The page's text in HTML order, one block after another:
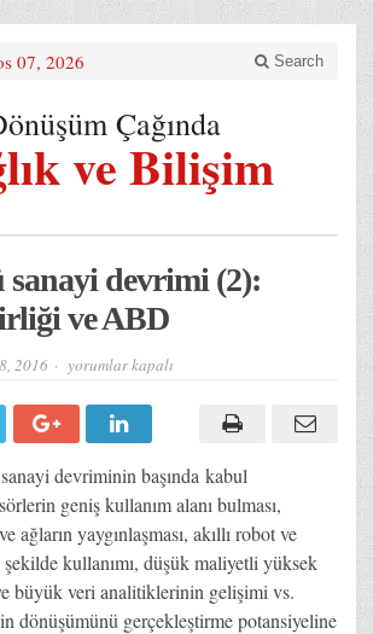
07, 2026 Search
Çağında
ve Bilişim
devrimi (2):
ve ABD
2016 Dördüncü
sanayi
(2):
Birliği
ABD
için
yorumlar kapalı
devriminin başında kabul
geniş kullanım alanı bulması,
ağların yaygınlaşması, akıllı robot ve
kullanımı, düşük maliyetli yüksek
büyük veri analitiklerinin gelişimi vs.
dönüşümünü gerçekleştirme potansiyeline